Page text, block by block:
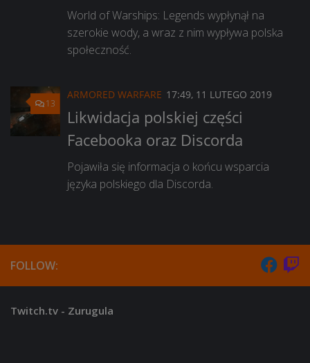
World of Warships: Legends wypłynął na
szerokie wody, a wraz z nim wypływa polska
społeczność.
13
ARMORED WARFARE 17:49, 11 LUTEGO 2019
Likwidacja polskiej części
Facebooka oraz Discorda
Pojawiła się informacja o końcu wsparcia
języka polskiego dla Discorda.
FOLLOW:
Twitch.tv - Zurugula